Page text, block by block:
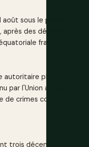
août sous le premier
des décennies
française.
autoritaire plus tard
par l'Union africaine
de crimes contre
trois décennies après